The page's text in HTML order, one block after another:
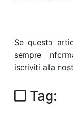
Se questo
sempre
iscriviti alla
Tag: